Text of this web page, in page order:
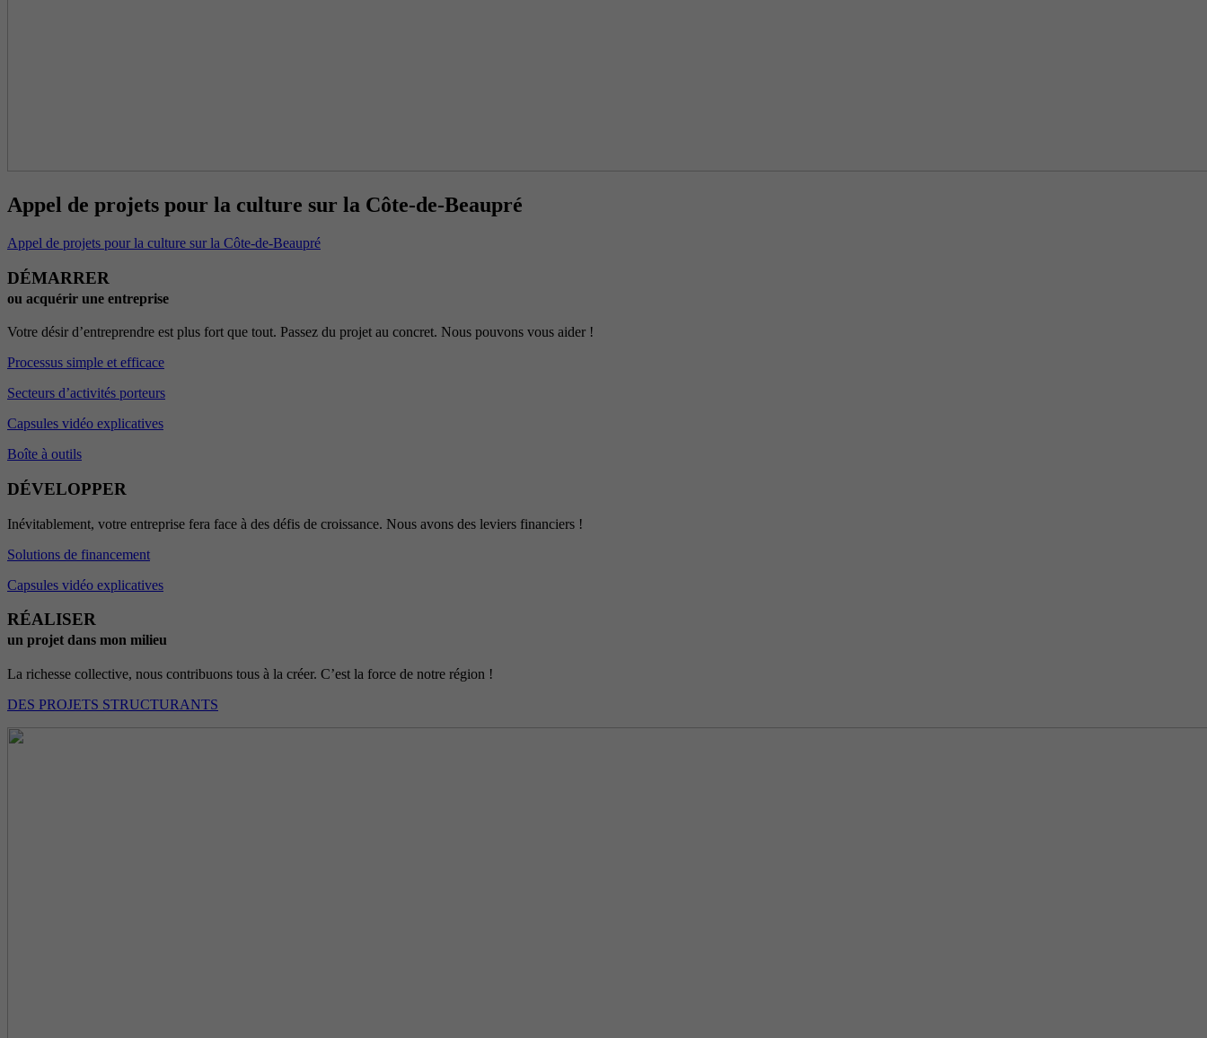
Appel de projets pour la culture sur la Côte-de-Beaupré
Appel de projets pour la culture sur la Côte-de-Beaupré
DÉMARRER
ou acquérir une entreprise
Votre désir d’entreprendre est plus fort que tout. Passez du projet au concret. Nous pouvons vous aider !
Processus simple et efficace
Secteurs d’activités porteurs
Capsules vidéo explicatives
Boîte à outils
DÉVELOPPER
Inévitablement, votre entreprise fera face à des défis de croissance. Nous avons des leviers financiers !
Solutions de financement
Capsules vidéo explicatives
RÉALISER
un projet dans mon milieu
La richesse collective, nous contribuons tous à la créer. C’est la force de notre région !
DES PROJETS STRUCTURANTS